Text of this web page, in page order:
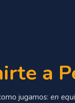
a
jugamos: en